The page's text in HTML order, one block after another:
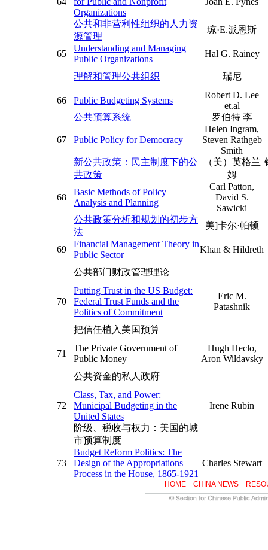
Organizations
公共和非营利性组织的人力资
源管理
琼·E.派恩斯
65
Understanding and Managing
Public Organizations
Hal G. Rainey
理解和管理公共组织 瑞尼
66 Public Budgeting Systems
Robert D. Lee
et.al
公共预算系统
罗伯特 李
67 Public Policy for Democracy
Helen Ingram,
Steven Rathgeb
Smith
新公共政策：民主制度下的公
共政策
（美）英格兰
姆
68
Basic Methods of Policy
Analysis and Planning
Carl Patton,
David S.
Sawicki
公共政策分析和规划的初步方
法
美]卡尔·帕顿
69
Financial Management Theory in
Public Sector
Khan & Hildreth
公共部门财政管理理论
70
Putting Trust in the US Budget:
Federal Trust Funds and the
Politics of Commitment
Eric M.
Patashnik
把信任植入美国预算
71
The Private Government of
Public Money
Hugh Heclo,
Aron Wildavsky
公共资金的私人政府
72
Class, Tax, and Power:
Municipal Budgeting in the
United States
Irene Rubin
阶级、税收与权力：美国的城
市预算制度
73
Budget Reform Politics: The
Design of the Appropriations
Process in the House, 1865-1921
Charles Stewart
预算改革的政治学
HOME CHINA NEWS